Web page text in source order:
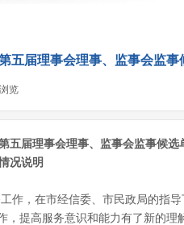
五届理事会理事、监事会监事
览
五届理事会理事、监事会监事候选
况说明
作，在市经信委、市民政局的指
提高服务意识和能力有了新的理